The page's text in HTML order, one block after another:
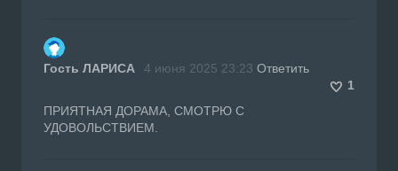
Гость ЛАРИСА 4 июня 2025 23:23 Ответить
1
ПРИЯТНАЯ ДОРАМА, СМОТРЮ С
УДОВОЛЬСТВИЕМ.